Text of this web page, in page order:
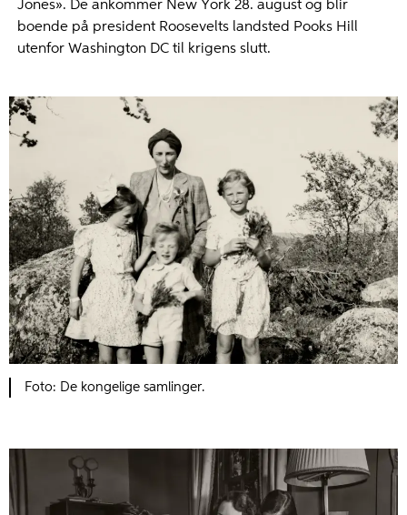
Jones». De ankommer New York 28. august og blir
boende på president Roosevelts landsted Pooks Hill
utenfor Washington DC til krigens slutt.
Foto: De kongelige samlinger.